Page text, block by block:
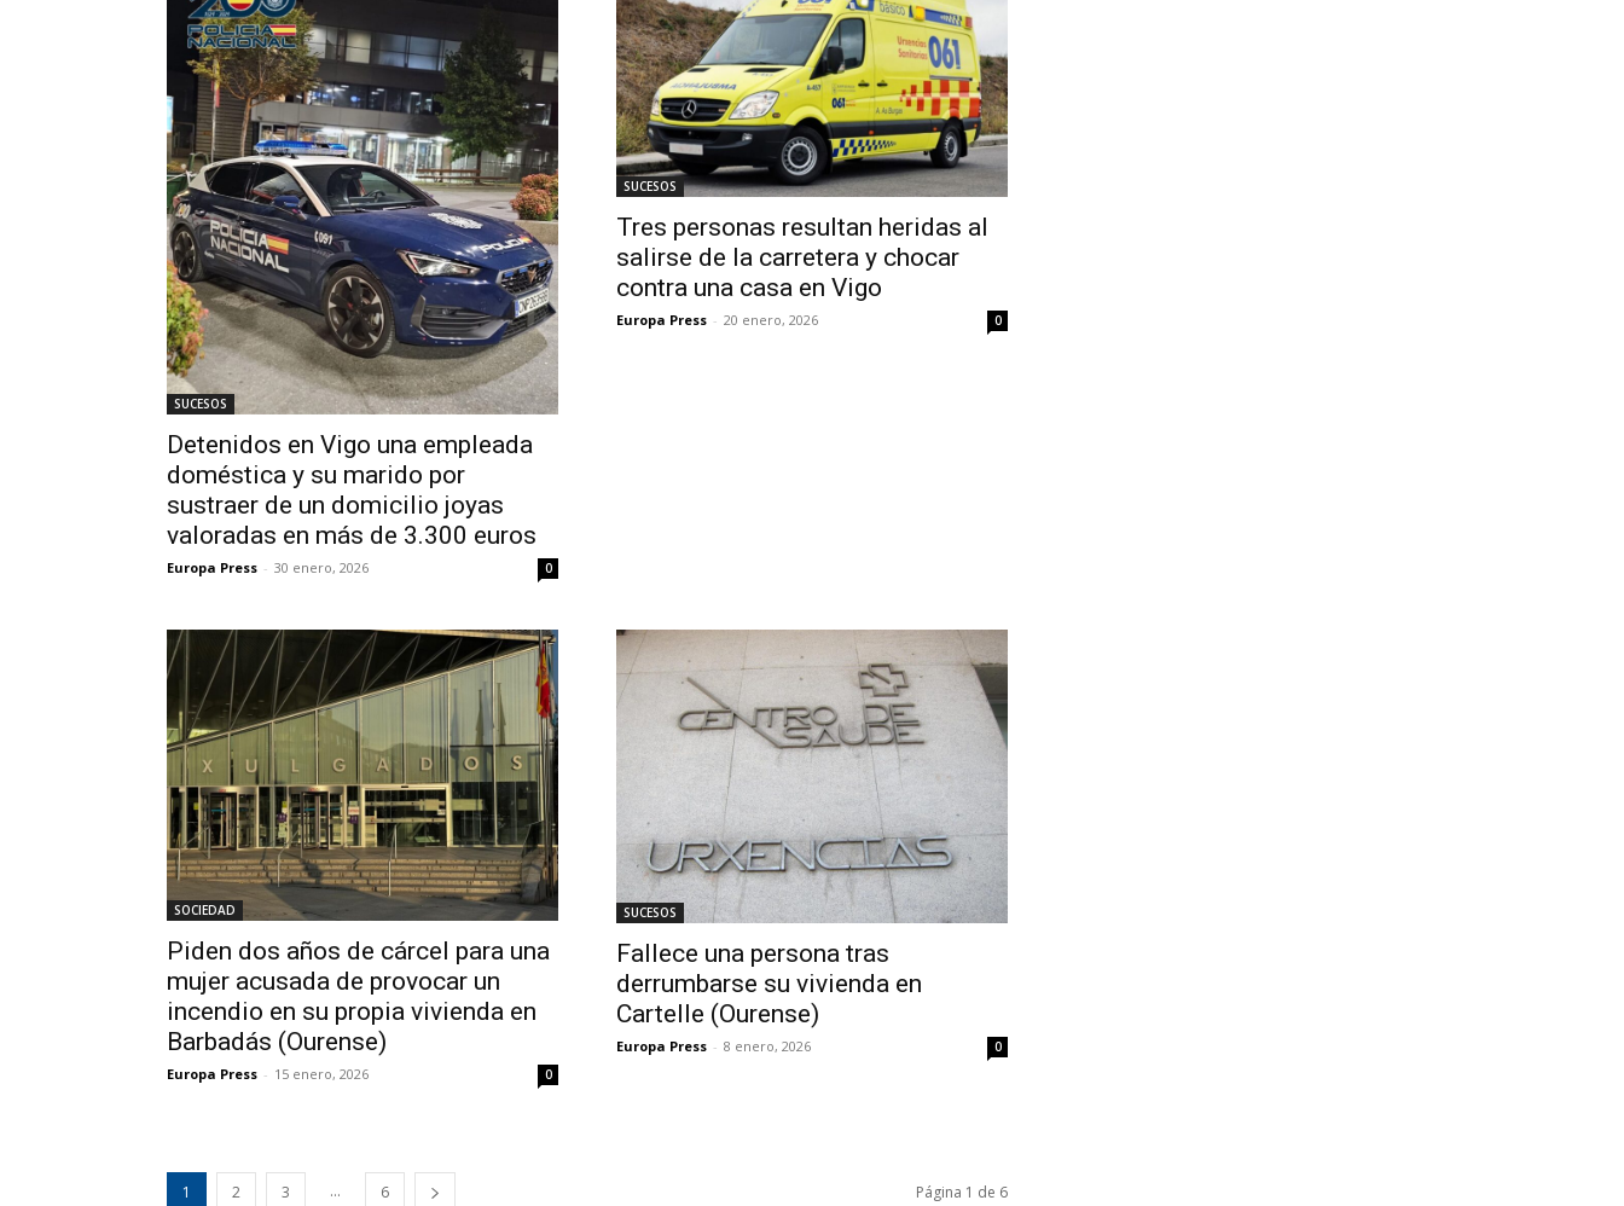
SUCESOS
Detenidos en Vigo una empleada
doméstica y su marido por
sustraer de un domicilio joyas
valoradas en más de 3.300 euros
Europa Press - 30 enero, 2026 0
SUCESOS
Tres personas resultan heridas al
salirse de la carretera y chocar
contra una casa en Vigo
Europa Press - 20 enero, 2026 0
SOCIEDAD
Piden dos años de cárcel para una
mujer acusada de provocar un
incendio en su propia vivienda en
Barbadás (Ourense)
Europa Press - 15 enero, 2026 0
SUCESOS
Fallece una persona tras
derrumbarse su vivienda en
Cartelle (Ourense)
Europa Press - 8 enero, 2026 0
1 2 3 ... 6 Página 1 de 6